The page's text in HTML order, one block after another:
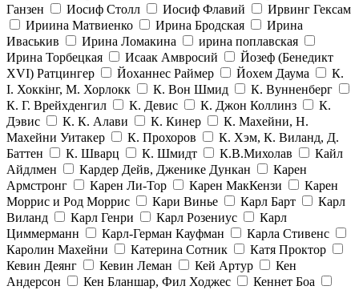
Ганзен
Иосиф Столл Иосиф Флавий
Ирвинг Гексам
Ириина Матвиенко
Ирина Бродская
Ирина
Иваськив
Ирина Ломакина
ирина поплавская
Ирина Торбецкая
Исаак Амвросий
Йозеф (Бенедикт
ХVI) Ратцингер
Йоханнес Раймер Йохем Даума
К.
І. Хоккінг, М. Хорлокк
К. Вон Шмид
К. Вунненберг
К. Г. Врейхденгил
К. Девис К. Джон Коллинз
К.
Дэвис
К. К. Алави К. Кинер
К. Махейни, Н.
Махейни Уитакер
К. Прохоров
К. Хэм, К. Виланд, Д.
Баттен
К. Шварц К. Шмидт К.В.Михолав
Кайл
Айдлмен
Кардер Дейв, Дженике Дункан
Карен
Армстронг
Карен Ли-Тор Карен МакКензи
Карен
Моррис и Род Моррис
Кари Винье Карл Барт
Карл
Виланд
Карл Генри Карл Розениус
Карл
Циммерманн
Карл-Герман Кауфман
Карла Стивенс
Каролин Махейни
Катерина Сотник
Катя Проктор
Кевин Деянг
Кевин Леман Кей Артур
Кен
Андерсон
Кен Бланшар, Фил Ходжес
Кеннет Боа